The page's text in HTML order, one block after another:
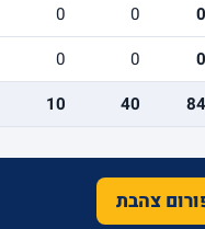
0
0
0
0
0
0
84
40
10
צהבת